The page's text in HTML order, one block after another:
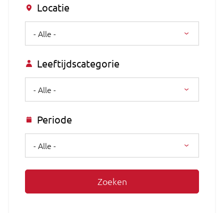
Locatie
- Alle -
Leeftijdscategorie
- Alle -
Periode
- Alle -
Zoeken